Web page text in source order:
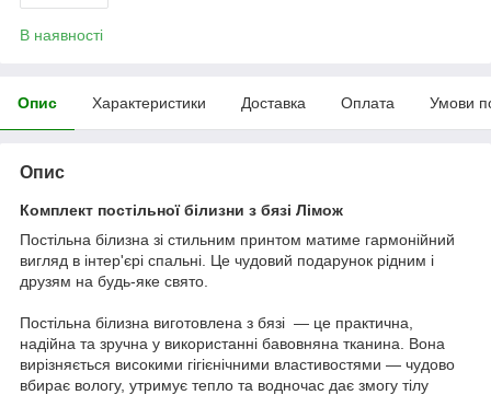
В наявності
Опис Характеристики Доставка Оплата Умови
Опис
Комплект постільної білизни з бязі Лімож
Постільна білизна зі стильним принтом матиме гармонійний
вигляд в інтер'єрі спальні. Це чудовий подарунок рідним і
друзям на будь-яке свято.
Постільна білизна виготовлена з бязі — це практична,
надійна та зручна у використанні бавовняна тканина. Вона
вирізняється високими гігієнічними властивостями — чудово
вбирає вологу, утримує тепло та водночас дає змогу тілу